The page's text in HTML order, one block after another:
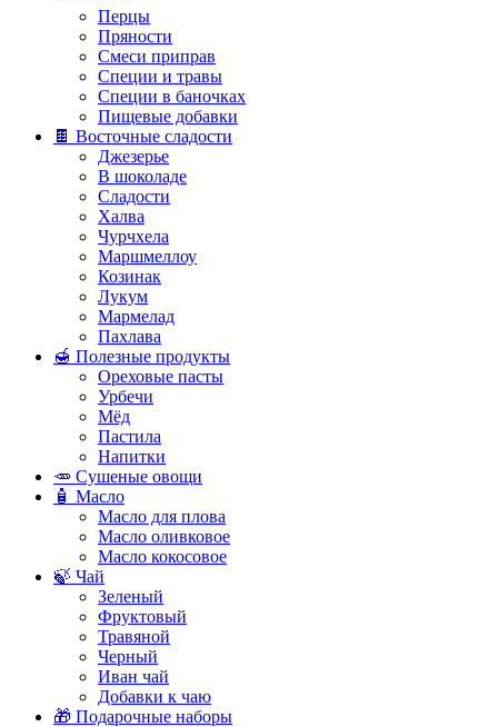
Перцы
Пряности
Смеси приправ
Специи и травы
Специи в баночках
Пищевые добавки
🍫 Восточные сладости
Джезерье
В шоколаде
Сладости
Халва
Чурчхела
Маршмеллоу
Козинак
Лукум
Мармелад
Пахлава
🍯 Полезные продукты
Ореховые пасты
Урбечи
Мёд
Пастила
Напитки
🥕 Сушеные овощи
🧴 Масло
Масло для плова
Масло оливковое
Масло кокосовое
🍃 Чай
Зеленый
Фруктовый
Травяной
Черный
Иван чай
Добавки к чаю
🎁 Подарочные наборы